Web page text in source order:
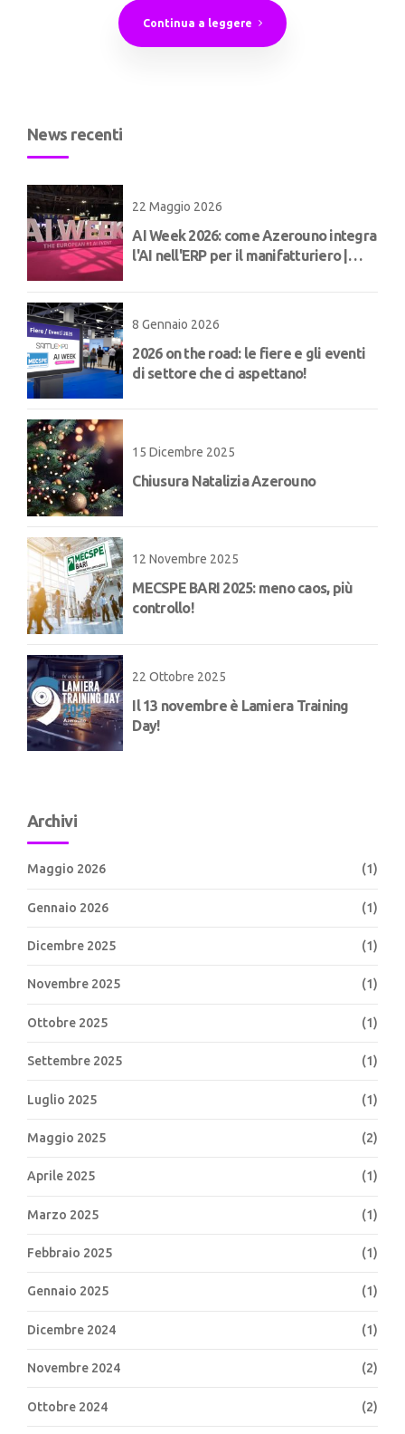
Continua a leggere
News recenti
22 Maggio 2026
AI Week 2026: come Azerouno integra
l'AI nell'ERP per il manifatturiero |
8 Gennaio 2026
2026 on the road: le fiere e gli eventi
di settore che ci aspettano!
15 Dicembre 2025
Chiusura Natalizia Azerouno
12 Novembre 2025
MECSPE BARI 2025: meno caos, più
controllo!
22 Ottobre 2025
Il 13 novembre è Lamiera Training
Day!
Archivi
Maggio 2026 (1)
Gennaio 2026 (1)
Dicembre 2025 (1)
Novembre 2025 (1)
Ottobre 2025 (1)
Settembre 2025 (1)
Luglio 2025 (1)
Maggio 2025 (2)
Aprile 2025 (1)
Marzo 2025 (1)
Febbraio 2025 (1)
Gennaio 2025 (1)
Dicembre 2024 (1)
Novembre 2024 (2)
Ottobre 2024 (2)